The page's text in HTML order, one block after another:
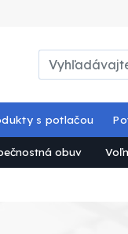
obuv
s potlačou